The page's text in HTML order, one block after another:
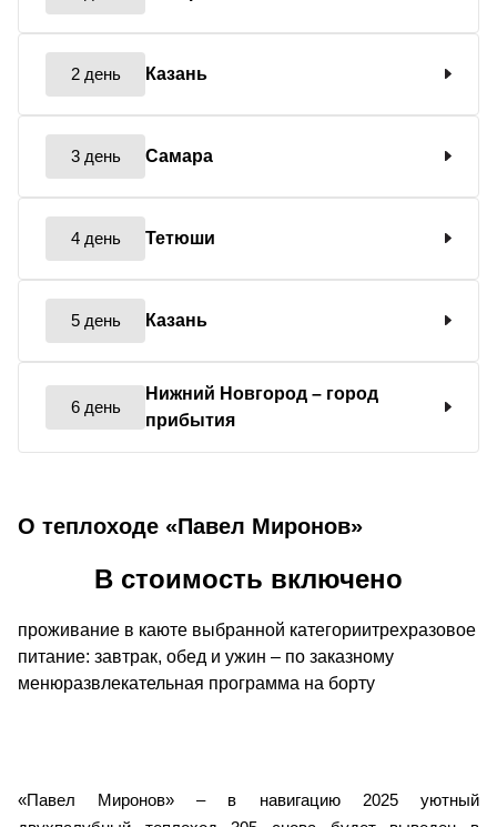
2 день Казань
3 день Самара
4 день Тетюши
5 день Казань
6 день
Нижний Новгород – город
прибытия
О теплоходе «Павел Миронов»
«Павел Миронов» – в навигацию 2025 уютный
В стоимость включено
проживание в каюте выбранной категориитрехразовое
питание: завтрак, обед и ужин – по заказному
менюразвлекательная программа на борту